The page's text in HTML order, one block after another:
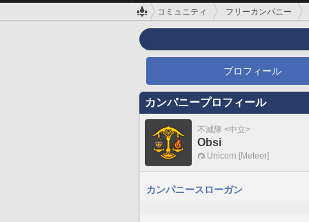
コミュニティ フリーカンパニー
プロフィール
カンパニープロフィール
不滅隊 <中立>
Obsi
Unicorn [Meteor]
カンパニースローガン